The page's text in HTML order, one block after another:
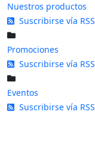
Nuestros productos
Suscribirse vía RSS
Promociones
Suscribirse vía RSS
Eventos
Suscribirse vía RSS